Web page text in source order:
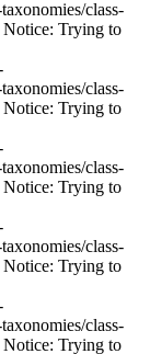
class-
Notice: Trying to
class-
Notice: Trying to
class-
Notice: Trying to
class-
Notice: Trying to
class-
Notice: Trying to